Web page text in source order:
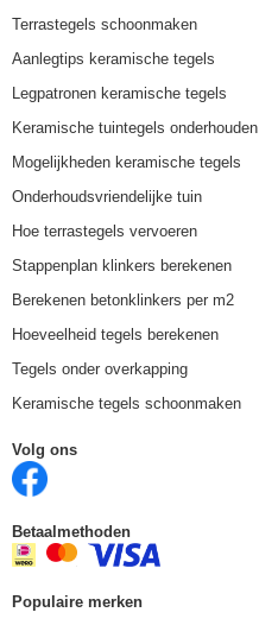
Terrastegels schoonmaken
Aanlegtips keramische tegels
Legpatronen keramische tegels
Keramische tuintegels onderhouden
Mogelijkheden keramische tegels
Onderhoudsvriendelijke tuin
Hoe terrastegels vervoeren
Stappenplan klinkers berekenen
Berekenen betonklinkers per m2
Hoeveelheid tegels berekenen
Tegels onder overkapping
Keramische tegels schoonmaken
Volg ons
Betaalmethoden
Populaire merken